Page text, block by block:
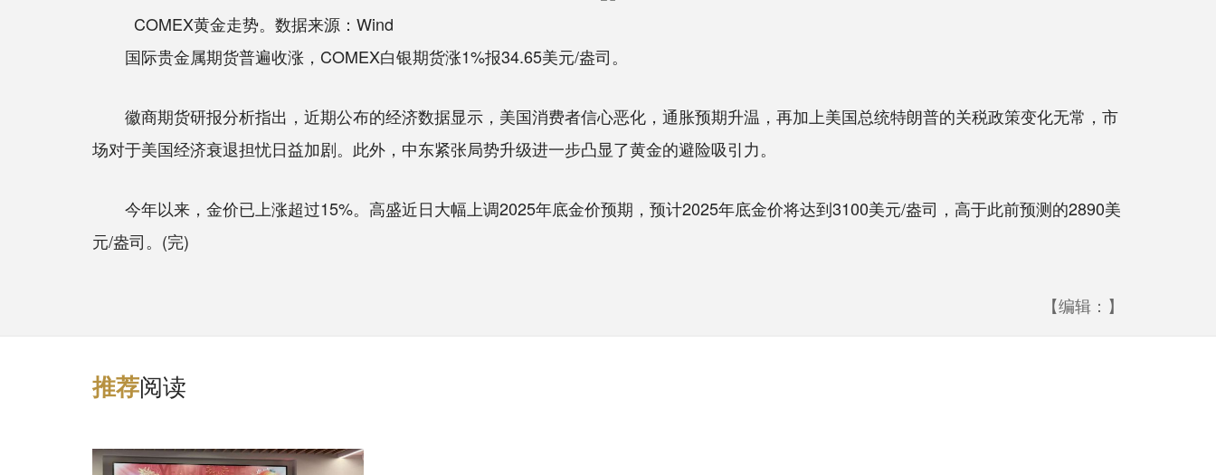
COMEX黄金走势。数据来源：Wind
国际贵金属期货普遍收涨，COMEX白银期货涨1%报34.65美元/盎司。
徽商期货研报分析指出，近期公布的经济数据显示，美国消费者信心恶化，通胀预期升温，再加上美国总统特朗普的关税政策变化无常，市
场对于美国经济衰退担忧日益加剧。此外，中东紧张局势升级进一步凸显了黄金的避险吸引力。
今年以来，金价已上涨超过15%。高盛近日大幅上调2025年底金价预期，预计2025年底金价将达到3100美元/盎司，高于此前预测的2890美
元/盎司。(完)
【编辑：】
推荐阅读